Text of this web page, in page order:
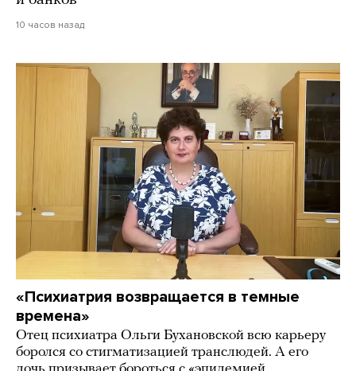
10 часов назад
«Психиатрия возвращается в темные
времена»
Отец психиатра Ольги Бухановской всю карьеру
боролся со стигматизацией транслюдей. А его